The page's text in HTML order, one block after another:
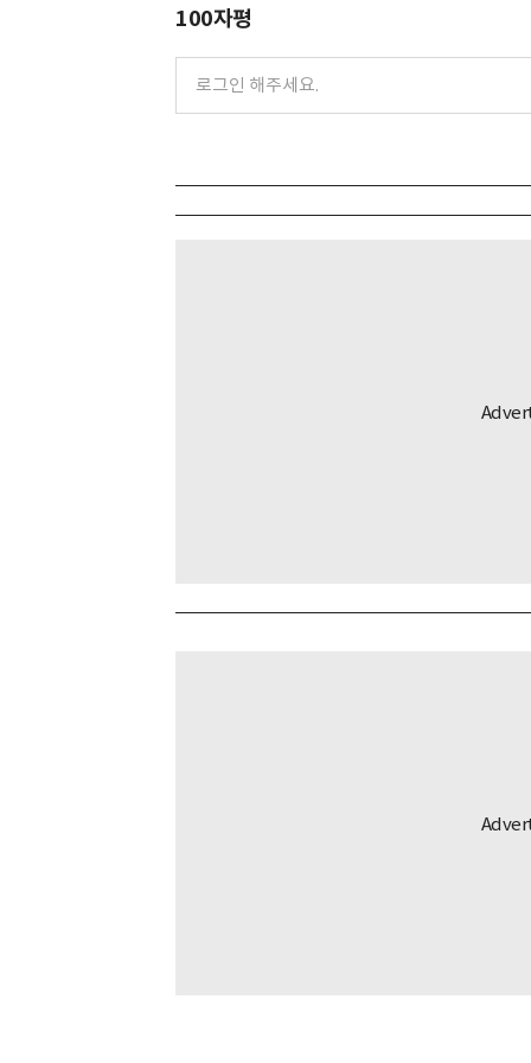
100자평